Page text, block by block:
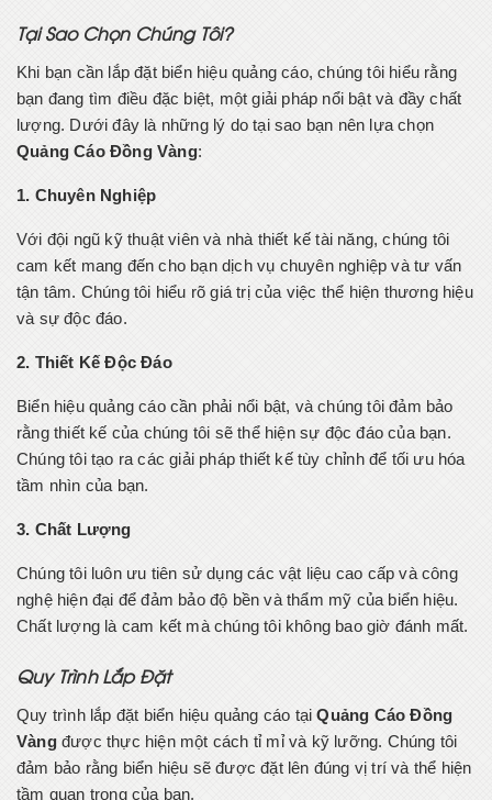
Tại Sao Chọn Chúng Tôi?
Khi bạn cần lắp đặt biển hiệu quảng cáo, chúng tôi hiểu rằng
bạn đang tìm điều đặc biệt, một giải pháp nổi bật và đầy chất
lượng. Dưới đây là những lý do tại sao bạn nên lựa chọn
Quảng Cáo Đồng Vàng:
1. Chuyên Nghiệp
Với đội ngũ kỹ thuật viên và nhà thiết kế tài năng, chúng tôi
cam kết mang đến cho bạn dịch vụ chuyên nghiệp và tư vấn
tận tâm. Chúng tôi hiểu rõ giá trị của việc thể hiện thương hiệu
và sự độc đáo.
2. Thiết Kế Độc Đáo
Biển hiệu quảng cáo cần phải nổi bật, và chúng tôi đảm bảo
rằng thiết kế của chúng tôi sẽ thể hiện sự độc đáo của bạn.
Chúng tôi tạo ra các giải pháp thiết kế tùy chỉnh để tối ưu hóa
tầm nhìn của bạn.
3. Chất Lượng
Chúng tôi luôn ưu tiên sử dụng các vật liệu cao cấp và công
nghệ hiện đại để đảm bảo độ bền và thẩm mỹ của biển hiệu.
Chất lượng là cam kết mà chúng tôi không bao giờ đánh mất.
Quy Trình Lắp Đặt
Quy trình lắp đặt biển hiệu quảng cáo tạiQuảng Cáo Đồng
Vàngđược thực hiện một cách tỉ mỉ và kỹ lưỡng. Chúng tôi
đảm bảo rằng biển hiệu sẽ được đặt lên đúng vị trí và thể hiện
tầm quan trọng của bạn.